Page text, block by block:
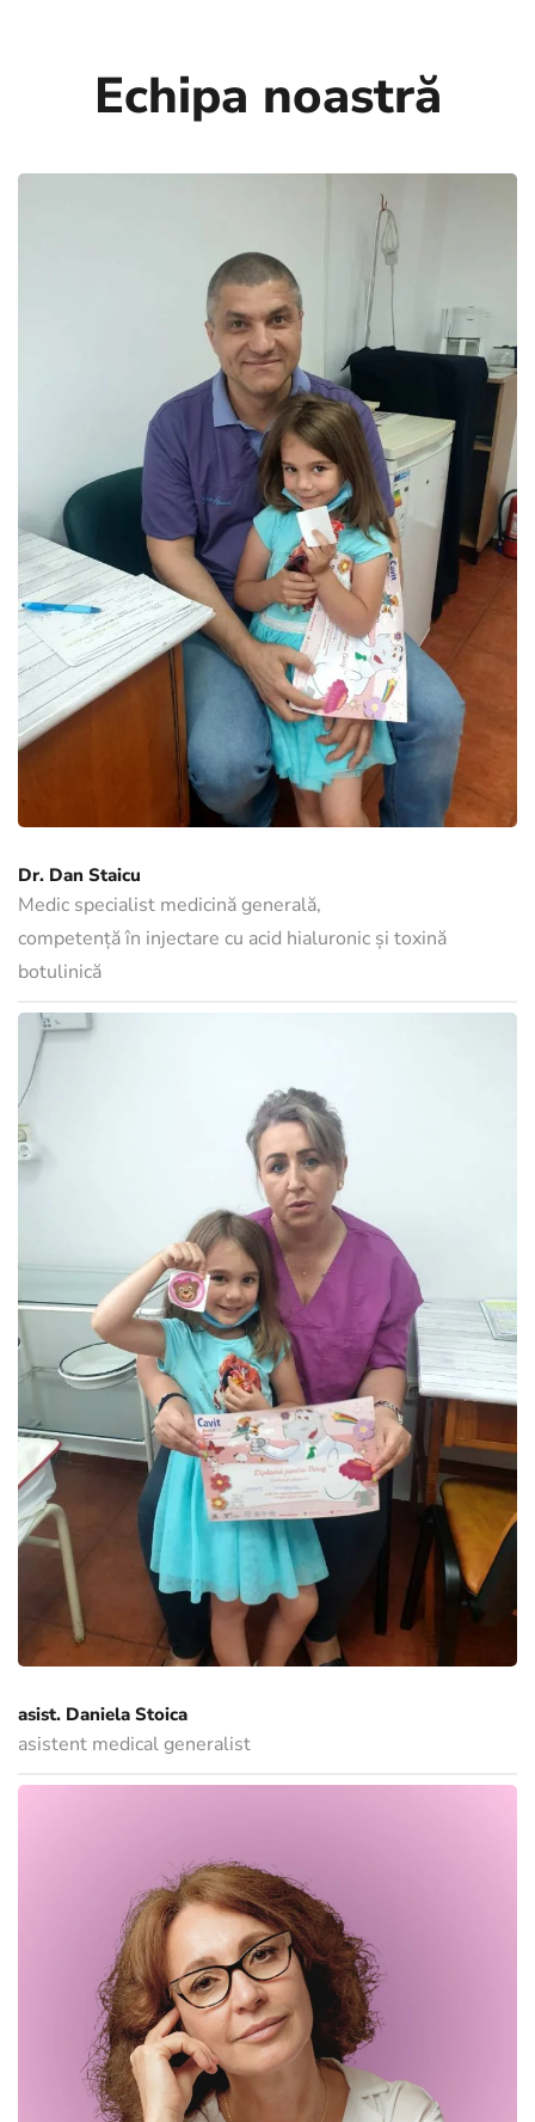
Echipa noastră
Dr. Dan Staicu
Medic specialist medicină generală,
competență în injectare cu acid hialuronic și toxină
botulinică
asist. Daniela Stoica
asistent medical generalist